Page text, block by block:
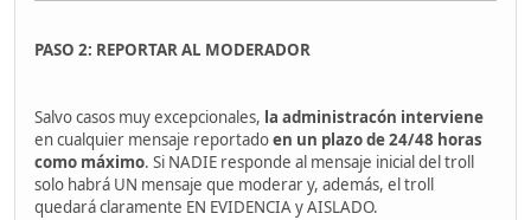
PASO 2: REPORTAR AL MODERADOR
Salvo casos muy excepcionales, la administracón interviene
en cualquier mensaje reportadoen un plazo de 24/48 horas
como máximo. Si NADIE responde al mensaje inicial del troll
solo habrá UN mensaje que moderar y, además, el troll
quedará claramente EN EVIDENCIA y AISLADO.